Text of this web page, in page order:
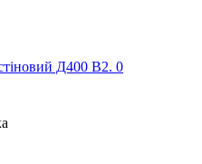
Д400 В2. 0